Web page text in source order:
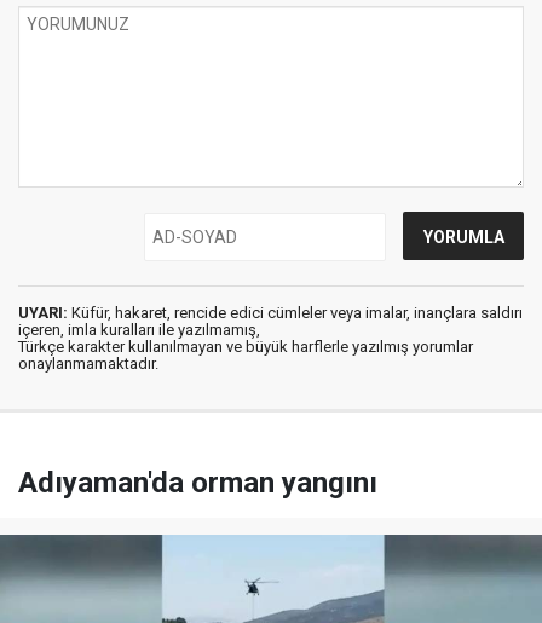
UYARI: Küfür, hakaret, rencide edici cümleler veya imalar, inançlara saldırı
içeren, imla kuralları ile yazılmamış,
Türkçe karakter kullanılmayan ve büyük harflerle yazılmış yorumlar
onaylanmamaktadır.
Adıyaman'da orman yangını